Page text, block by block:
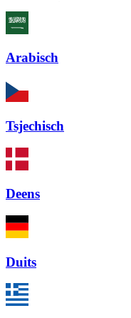
Arabisch
Tsjechisch
Deens
Duits